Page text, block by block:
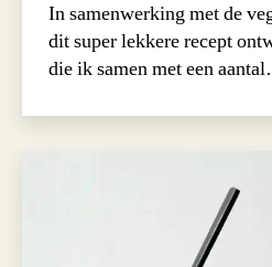
In samenwerking met de
dit super lekkere recept
die ik samen met een